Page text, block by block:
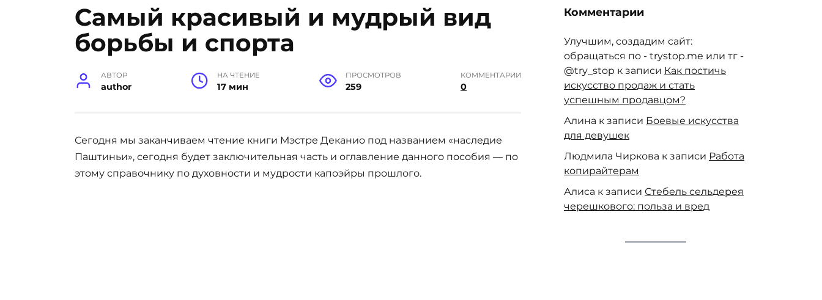
Самый красивый и мудрый вид
борьбы и спорта
АВТОР
author
НА ЧТЕНИЕ
17 мин
ПРОСМОТРОВ
259
КОММЕНТАРИИ
0
Сегодня мы заканчиваем чтение книги Мэстре Деканио под названием «наследие
Паштиньи», сегодня будет заключительная часть и оглавление данного пособия — по
этому справочнику по духовности и мудрости капоэйры прошлого.
Комментарии
Улучшим, создадим сайт:
обращаться по - trystop.me или тг -
@try_stop к записи Как постичь
искусство продаж и стать
успешным продавцом?
Алина к записи Боевые искусства
для девушек
Людмила Чиркова к записи Работа
копирайтерам
Алиса к записи Стебель сельдерея
черешкового: польза и вред